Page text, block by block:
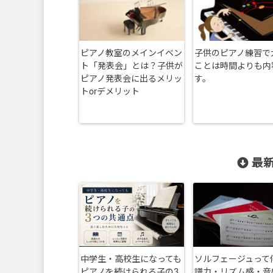
ピアノ教室のメインイベン
ト「発表会」とは？子供が
ピアノ発表会に出るメリッ
トorデメリット
子供のピアノ練習で
ことは時間よりも内
す。
最
中学生・高校生になっても
ソルフェージュって